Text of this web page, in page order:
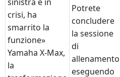
crisi, ha
smarrito la
funzione»
Yamaha X-Max,
la
Potrete
concludere
la sessione
di
allenamento
eseguendo